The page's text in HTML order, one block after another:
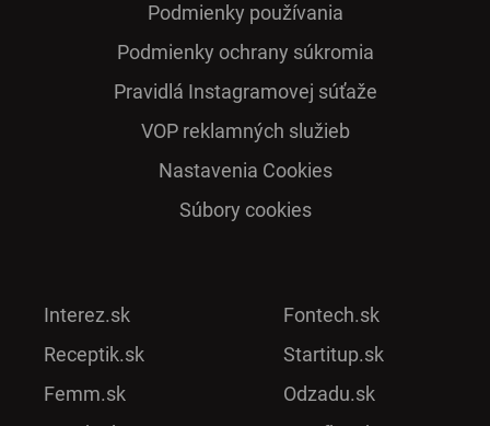
Podmienky používania
Podmienky ochrany súkromia
Pra­vidlá Ins­ta­gra­mo­vej sú­ťaže
VOP reklamných služieb
Nastavenia Cookies
Súbory cookies
Interez.sk
Receptik.sk
Femm.sk
Fontech.sk
Startitup.sk
Odzadu.sk